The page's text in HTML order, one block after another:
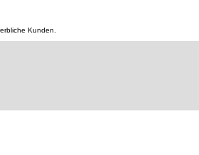
Kunden.